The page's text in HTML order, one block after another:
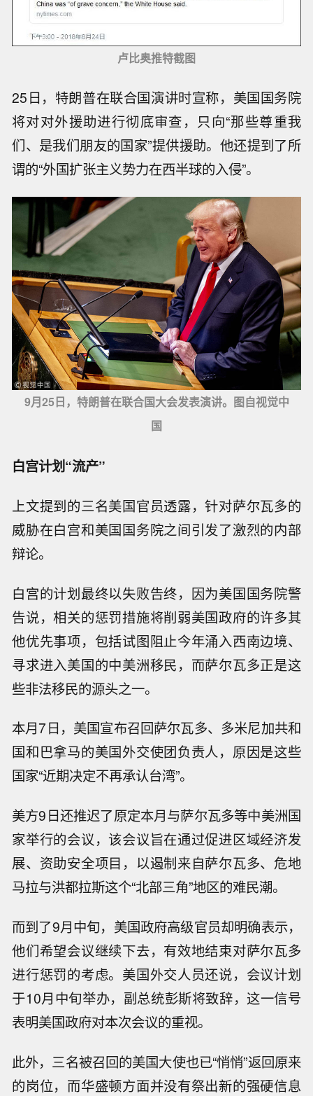
卢比奥推特截图
25日，特朗普在联合国演讲时宣称，美国国务院
将对对外援助进行彻底审查，只向“那些尊重我
们、是我们朋友的国家”提供援助。他还提到了所
谓的“外国扩张主义势力在西半球的入侵”。
9月25日，特朗普在联合国大会发表演讲。图自视觉中
国
白宫计划“流产”
上文提到的三名美国官员透露，针对萨尔瓦多的
威胁在白宫和美国国务院之间引发了激烈的内部
辩论。
白宫的计划最终以失败告终，因为美国国务院警
告说，相关的惩罚措施将削弱美国政府的许多其
他优先事项，包括试图阻止今年涌入西南边境、
寻求进入美国的中美洲移民，而萨尔瓦多正是这
些非法移民的源头之一。
本月7日，美国宣布召回萨尔瓦多、多米尼加共和
国和巴拿马的美国外交使团负责人，原因是这些
国家“近期决定不再承认台湾”。
美方9日还推迟了原定本月与萨尔瓦多等中美洲国
家举行的会议，该会议旨在通过促进区域经济发
展、资助安全项目，以遏制来自萨尔瓦多、危地
马拉与洪都拉斯这个“北部三角”地区的难民潮。
而到了9月中旬，美国政府高级官员却明确表示，
他们希望会议继续下去，有效地结束对萨尔瓦多
进行惩罚的考虑。美国外交人员还说，会议计划
于10月中旬举办，副总统彭斯将致辞，这一信号
表明美国政府对本次会议的重视。
此外，三名被召回的美国大使也已“悄悄”返回原来
的岗位，而华盛顿方面并没有祭出新的强硬信息